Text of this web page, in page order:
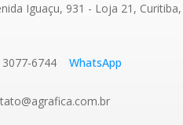
Iguaçu, 931 - Loja 21,
3077-6744 WhatsApp